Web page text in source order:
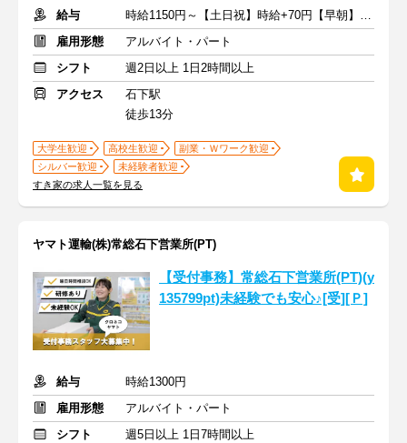
給与
時給1150円～【土日祝】時給+70円【早朝】時給+150円
雇用形態
アルバイト・パート
シフト
週2日以上 1日2時間以上
アクセス
石下駅
徒歩13分
大学生歓迎 高校生歓迎
副業・Ｗワーク歓迎
シルバー歓迎
未経験者歓迎
すき家の求人一覧を見る
ヤマト運輸(株)常総石下営業所(PT)
【受付事務】常総石下営業所(PT)(y
135799pt)未経験でも安心♪[受][Ｐ]
給与
時給1300円
雇用形態
アルバイト・パート
シフト
週5日以上 1日7時間以上